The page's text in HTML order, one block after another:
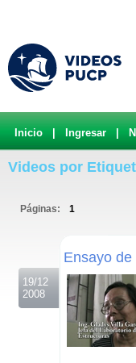
Inicio Ingresar
Videos por
Páginas: 1
19/12
2008
Ensayo